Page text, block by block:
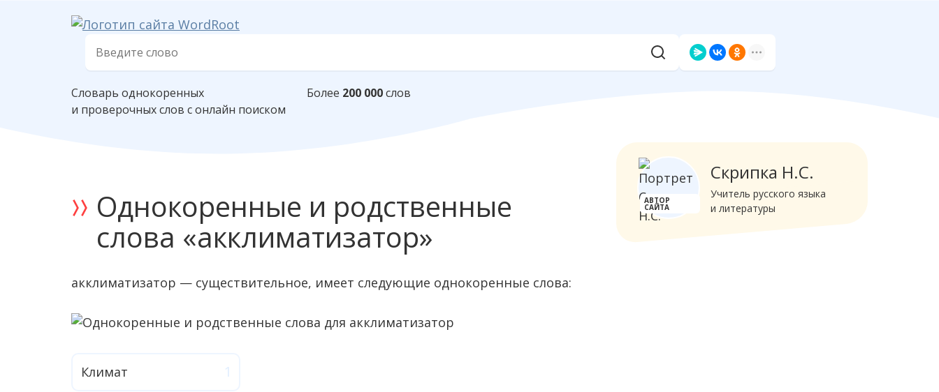
Словарь однокоренных
и проверочных слов с онлайн поиском
Более 200 000слов
Однокоренные и родственные
слова «акклиматизатор»
акклиматизатор — существительное, имеет следующие однокоренные слова:
Климат
АВТОР
САЙТА
Скрипка Н.С.
Учитель русского языка
и литературы